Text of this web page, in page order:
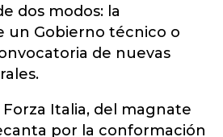
dos modos: la
un Gobierno técnico o
de nuevas
Italia, del magnate
por la conformación